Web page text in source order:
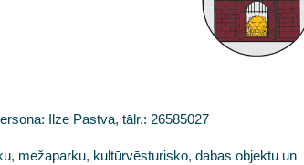
Ilze Pastva, tālr.: 26585027
mežaparku, kultūrvēsturisko, dabas objektu un